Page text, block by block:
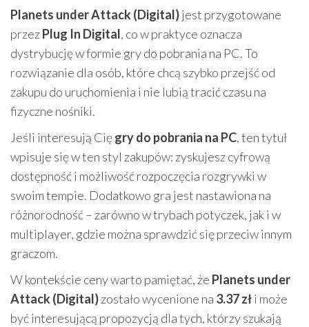
Planets under Attack (Digital)jest przygotowane
przezPlug In Digital, co w praktyce oznacza
dystrybucję w formie gry do pobrania na PC. To
rozwiązanie dla osób, które chcą szybko przejść od
zakupu do uruchomienia i nie lubią tracić czasu na
fizyczne nośniki.
Jeśli interesują Cięgry do pobrania na PC, ten tytuł
wpisuje się w ten styl zakupów: zyskujesz cyfrową
dostępność i możliwość rozpoczęcia rozgrywki w
swoim tempie. Dodatkowo gra jest nastawiona na
różnorodność – zarówno w trybach potyczek, jak i w
multiplayer, gdzie można sprawdzić się przeciw innym
graczom.
W kontekście ceny warto pamiętać, że Planets under
Attack (Digital)zostało wycenione na 3.37 złi może
być interesującą propozycją dla tych, którzy szukają